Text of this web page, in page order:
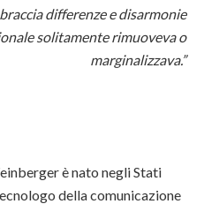
differenze e disarmonie
solitamente rimuoveva o
marginalizzava.”
è nato negli Stati
della comunicazione